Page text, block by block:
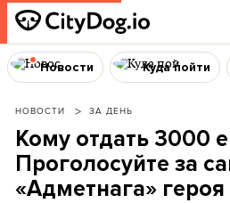
Новости Куда пойти
НОВОСТИ ЗА ДЕНЬ
Кому отдать 3000
Проголосуйте за
«Адметнага» героя